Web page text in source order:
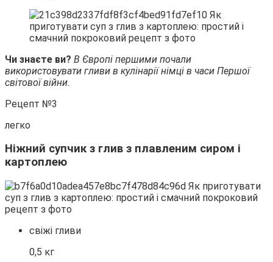
Чи знаєте ви? В Європі першими почали
використовувати гливи в кулінарії німці в часи Першої
світової війни.
Рецепт №3
легко
Ніжний супчик з глив з плавленим сиром і
картоплею
свіжі гливи
0,5 кг